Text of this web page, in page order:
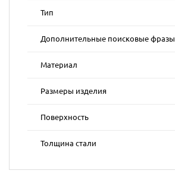
Тип
Дополнительные поисковые фразы
Материал
Размеры изделия
Поверхность
Толщина стали